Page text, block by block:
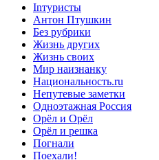
Inтуристы
Антон Птушкин
Без рубрики
Жизнь других
Жизнь своих
Мир наизнанку
Национальность.ru
Непутевые заметки
Одноэтажная Россия
Орёл и Орёл
Орёл и решка
Погнали
Поехали!